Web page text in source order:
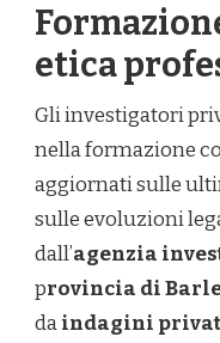
etica
Gli investigatori
nella formazione
aggiornati sulle
sulle evoluzioni
dall’agenzia
provincia di
daindagini